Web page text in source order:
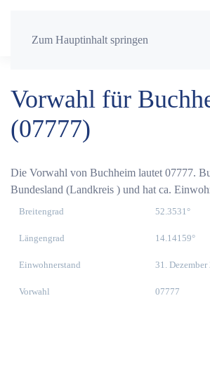
Zum Hauptinhalt springen
Vorwahl für
(07777)
Die Vorwahl von Buchheim lautet 07777.
Bundesland (Landkreis ) und hat ca.
Breitengrad 52.3531°
Längengrad 14.14159°
Einwohnerstand 31. Dezember
Vorwahl 07777